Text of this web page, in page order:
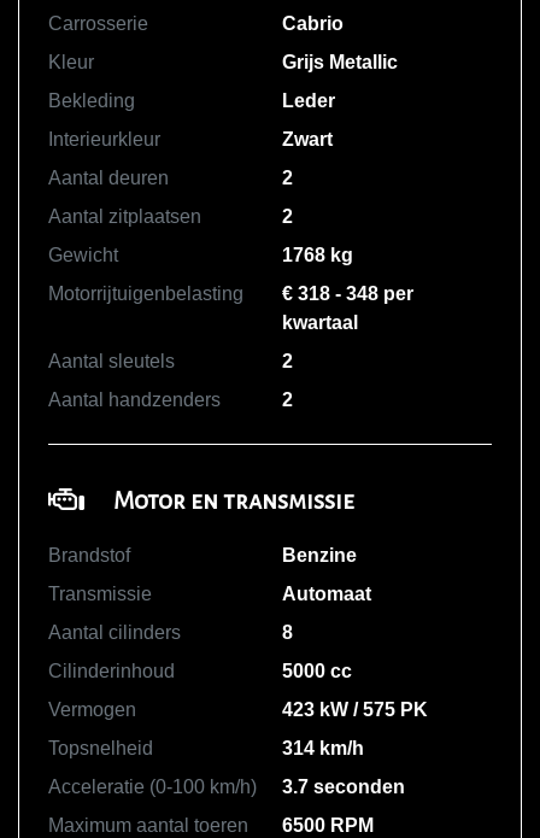
Carrosserie
Cabrio
Kleur
Grijs Metallic
Bekleding
Leder
Interieurkleur
Zwart
Aantal deuren
2
Aantal zitplaatsen
2
Gewicht
1768 kg
Motorrijtuigenbelasting
€ 318 - 348 per
kwartaal
Aantal sleutels
2
Aantal handzenders
2
Motor en transmissie
Brandstof
Benzine
Transmissie
Automaat
Aantal cilinders
8
Cilinderinhoud
5000 cc
Vermogen
423 kW / 575 PK
Topsnelheid
314 km/h
Acceleratie (0-100 km/h)
3.7 seconden
Maximum aantal toeren
6500 RPM